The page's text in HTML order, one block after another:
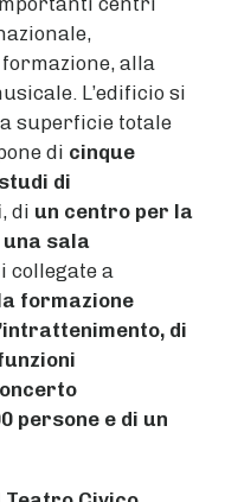
alla
L’edificio si
superficie totale
di cinque
di
, di un centro per la
una sala
collegate a
formazione
di
persone e di un